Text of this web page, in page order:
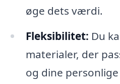
øge dets værdi.
Fleksibilitet: Du
materialer, der
og dine